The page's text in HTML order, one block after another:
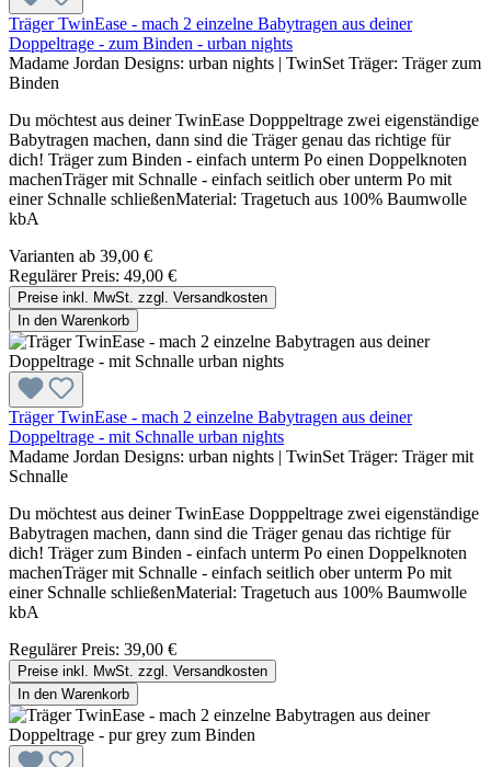
Träger TwinEase - mach 2 einzelne Babytragen aus deiner
Doppeltrage - zum Binden - urban nights
Madame Jordan Designs: urban nights | TwinSet Träger: Träger zum
Binden
Du möchtest aus deiner TwinEase Dopppeltrage zwei eigenständige
Babytragen machen, dann sind die Träger genau das richtige für
dich! Träger zum Binden - einfach unterm Po einen Doppelknoten
machenTräger mit Schnalle - einfach seitlich ober unterm Po mit
einer Schnalle schließenMaterial: Tragetuch aus 100% Baumwolle
kbA
Varianten ab 39,00 €
Regulärer Preis: 49,00 €
Preise inkl. MwSt. zzgl. Versandkosten
In den Warenkorb
Träger TwinEase - mach 2 einzelne Babytragen aus deiner
Doppeltrage - mit Schnalle urban nights
Madame Jordan Designs: urban nights | TwinSet Träger: Träger mit
Schnalle
Du möchtest aus deiner TwinEase Dopppeltrage zwei eigenständige
Babytragen machen, dann sind die Träger genau das richtige für
dich! Träger zum Binden - einfach unterm Po einen Doppelknoten
machenTräger mit Schnalle - einfach seitlich ober unterm Po mit
einer Schnalle schließenMaterial: Tragetuch aus 100% Baumwolle
kbA
Regulärer Preis: 39,00 €
Preise inkl. MwSt. zzgl. Versandkosten
In den Warenkorb